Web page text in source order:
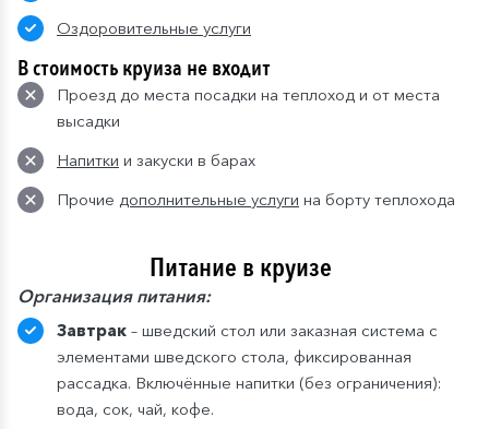
Оздоровительные услуги
В стоимость круиза не входит
Проезд до места посадки на теплоход и от места
высадки
Напитки и закуски в барах
Прочие дополнительные услуги на борту теплохода
Питание в круизе
Организация питания:
Завтрак – шведский стол или заказная система с
элементами шведского стола, фиксированная
рассадка. Включённые напитки (без ограничения):
вода, сок, чай, кофе.